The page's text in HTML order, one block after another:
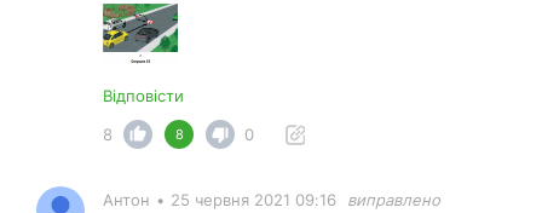
Відповісти
8
8 0
Антон • 25 червня 2021 09:16
виправлено